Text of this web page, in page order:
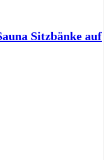
Sitzbänke auf